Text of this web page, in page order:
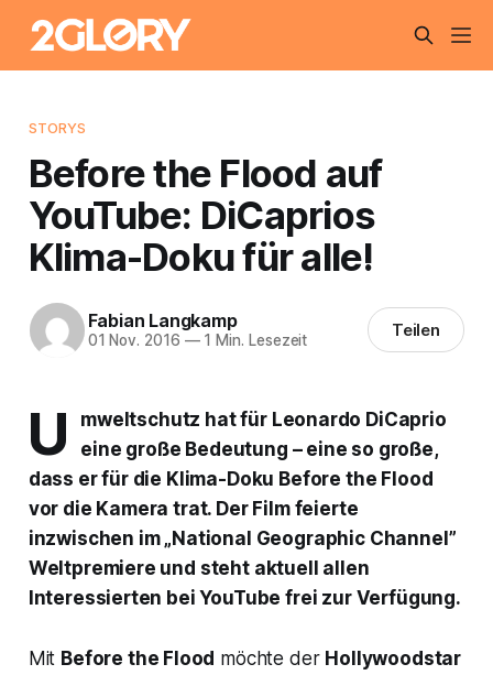
STORYS
Before the Flood auf
YouTube: DiCaprios
Klima-Doku für alle!
Fabian Langkamp
01 Nov. 2016 —1 Min. Lesezeit Teilen
U
mweltschutz hat für Leonardo DiCaprio
eine große Bedeutung – eine so große,
dass er für die Klima-Doku Before the Flood
vor die Kamera trat. Der Film feierte
inzwischen im „National Geographic Channel”
Weltpremiere und steht aktuell allen
Interessierten bei YouTube frei zur Verfügung.
Mit Before the Flood möchte der Hollywoodstar